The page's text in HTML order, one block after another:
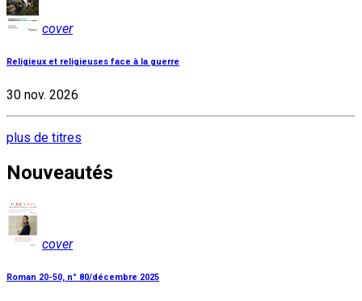
cover
Religieux et religieuses face à la guerre
30 nov. 2026
plus de titres
Nouveautés
cover
Roman 20-50, n° 80/décembre 2025